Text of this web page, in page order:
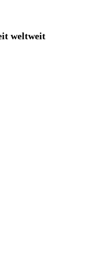
weltweit